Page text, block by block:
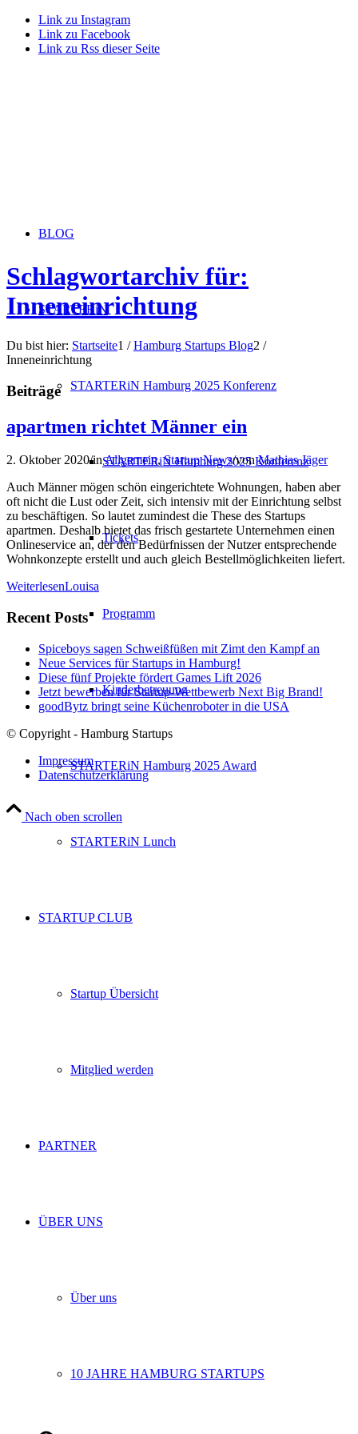
Link zu Instagram
Link zu Facebook
Link zu Rss dieser Seite
BLOG
STARTERiN
STARTERiN Hamburg 2025 Konferenz
STARTERiN Hamburg 2025 Konferenz
Tickets
Programm
Kinderbetreuung
STARTERiN Hamburg 2025 Award
STARTERiN Lunch
STARTUP CLUB
Startup Übersicht
Mitglied werden
PARTNER
ÜBER UNS
Über uns
10 JAHRE HAMBURG STARTUPS
Schlagwortarchiv für:
Inneneinrichtung
Du bist hier: Startseite1 / Hamburg Startups Blog2 /
Inneneinrichtung
Beiträge
apartmen richtet Männer ein
2. Oktober 2020/inAllgemein,Startup News/vonMathias Jäger
Auch Männer mögen schön eingerichtete Wohnungen, haben aber
oft nicht die Lust oder Zeit, sich intensiv mit der Einrichtung selbst
zu beschäftigen. So lautet zumindest die These des Startups
apartmen. Deshalb bietet das frisch gestartete Unternehmen einen
Onlineservice an, der den Bedürfnissen der Nutzer entsprechende
Wohnkonzepte erstellt und auch gleich Bestellmöglichkeiten liefert.
WeiterlesenLouisa
Recent Posts
Spiceboys sagen Schweißfüßen mit Zimt den Kampf an
Neue Services für Startups in Hamburg!
Diese fünf Projekte fördert Games Lift 2026
Jetzt bewerben für Startup-Wettbewerb Next Big Brand!
goodBytz bringt seine Küchenroboter in die USA
© Copyright - Hamburg Startups
Impressum
Datenschutzerklärung
Nach oben scrollen